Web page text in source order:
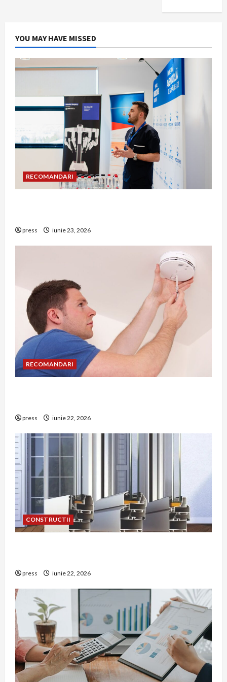
YOU MAY HAVE MISSED
RECOMANDARI
press iunie 23, 2026
RECOMANDARI
press iunie 22, 2026
CONSTRUCTII
press iunie 22, 2026